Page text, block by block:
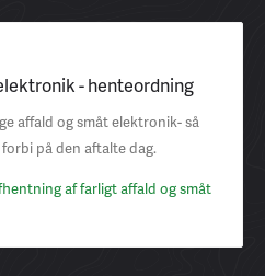
- henteordning
affald og småt elektronik- så
på den aftalte dag.
af farligt affald og småt